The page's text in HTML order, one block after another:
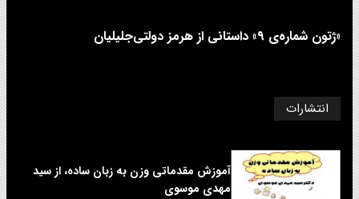
«ژتون شماره‌ی ۹» داستانی از هرمز دولتی‌جلیلیان
انتشارات
آموزش مقدماتی وزن به زبان ساده، از سید
مهدی موسوی